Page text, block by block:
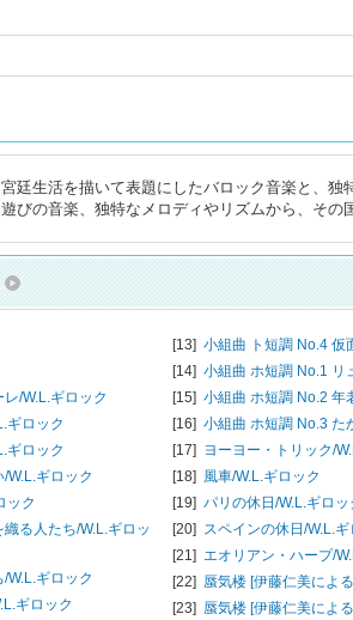
廷生活を描いて表題にしたバロック音楽と、
びの音楽、独特なメロディやリズムから、そ
レ/W.L.ギロック
ギロック
ギロック
/W.L.ギロック
ック
織る人たち/W.L.ギロッ
/W.L.ギロック
ギロック
[13] 小組曲 ト短調 No.4 仮
[14] 小組曲 ホ短調 No.1 リ
[15] 小組曲 ホ短調 No.2 年
[16] 小組曲 ホ短調 No.3 た
[17] ヨーヨー・トリック/
[18] 風車/W.L.ギロック
[19] パリの休日/W.L.ギロッ
[20] スペインの休日/W.L.ギ
[21] エオリアン・ハープ/
[22] 蜃気楼 [伊藤仁美によ
[23] 蜃気楼 [伊藤仁美によ